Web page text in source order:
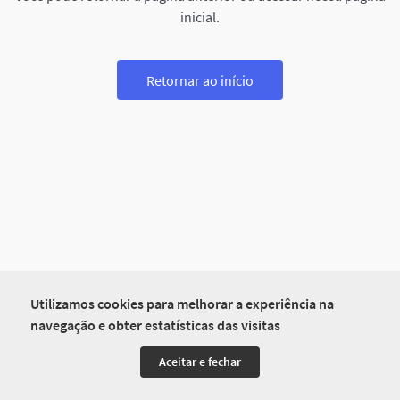
Utilizamos cookies para melhorar a experiência na
navegação e obter estatísticas das visitas
Aceitar e fechar
inicial.
Retornar ao início